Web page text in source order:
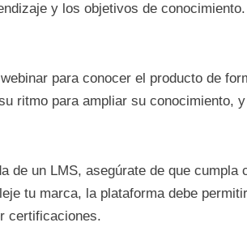
y los objetivos de
para conocer el producto de
ritmo para ampliar su conocimiento,
de un LMS, asegúrate de que
tu marca, la plataforma debe
certificaciones.